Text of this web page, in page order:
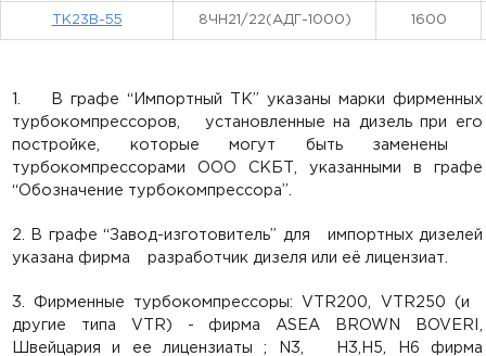
ТК23В-55 8ЧН21/22(АДГ-1000) 1600
1. В графе “Импортный ТК” указаны марки фирменных
турбокомпрессоров, установленные на дизель при его
постройке, которые могут быть заменены
турбокомпрессорами ООО СКБТ, указанными в графе
“Обозначение турбокомпрессора”.
2. В графе “Завод-изготовитель” для импортных дизелей
указана фирма разработчик дизеля или её лицензиат.
3. Фирменные турбокомпрессоры: VTR200, VTR250 (и
другие типа VTR) - фирма ASEA BROWN BOVERI,
Швейцария и ее лицензиаты ; N3, H3,Н5, H6 фирма